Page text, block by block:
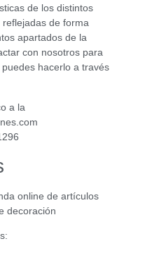
de los distintos
de forma
apartados de la
con nosotros para
hacerlo a través
a la
online de artículos
decoración